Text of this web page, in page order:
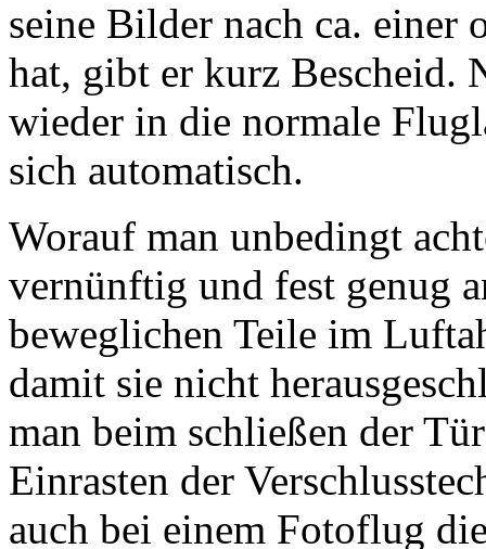
seine Bilder nach ca. einer
hat, gibt er kurz Bescheid.
wieder in die normale
sich automatisch.
Worauf man unbedingt
vernünftig und fest genug
beweglichen Teile im
damit sie nicht
man beim schließen der
Einrasten der
auch bei einem Fotoflug